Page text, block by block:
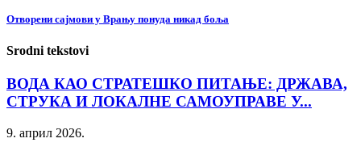
Отворени сајмови у Врању понуда никад боља
Srodni tekstovi
ВОДА КАО СТРАТЕШКО ПИТАЊЕ: ДРЖАВА,
СТРУКА И ЛОКАЛНЕ САМОУПРАВЕ У...
9. април 2026.